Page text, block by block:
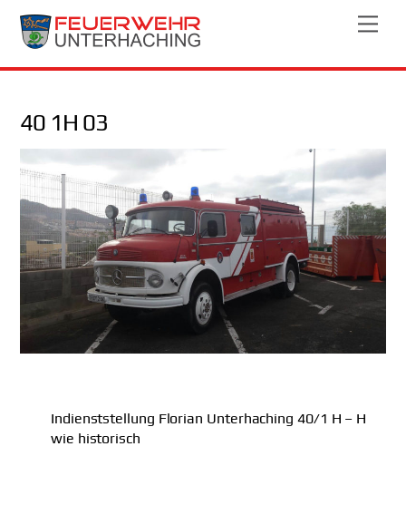
Skip
40 1H 03
Indienststellung Florian Unterhaching 40/1 H – H
wie historisch